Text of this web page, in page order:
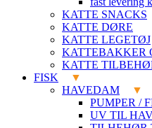
KATTE SNACKS
KATTE DØRE
KATTE LEGETØJ
KATTEBAKKER
KATTE
FISK
HAVEDAM
PUMPER /
UV TIL